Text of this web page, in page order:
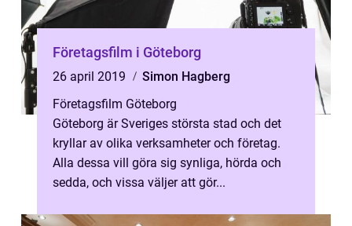
Företagsfilm i Göteborg
26 april 2019
Simon Hagberg
Företagsfilm Göteborg
Göteborg är Sveriges största stad och det
kryllar av olika verksamheter och företag.
Alla dessa vill göra sig synliga, hörda och
sedda, och vissa väljer att gör...